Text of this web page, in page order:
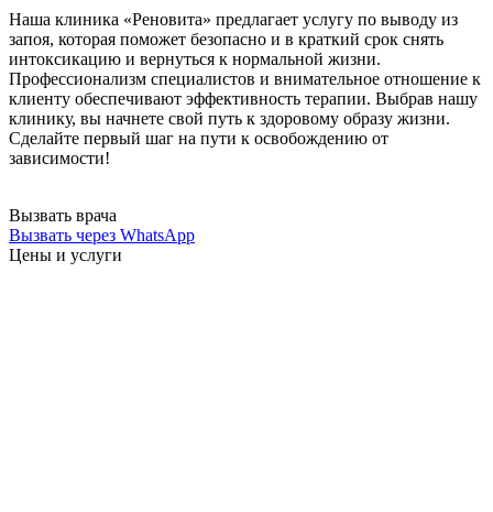
Наша клиника «Реновита» предлагает услугу по выводу из
запоя, которая поможет безопасно и в краткий срок снять
интоксикацию и вернуться к нормальной жизни.
Профессионализм специалистов и внимательное отношение к
клиенту обеспечивают эффективность терапии. Выбрав нашу
клинику, вы начнете свой путь к здоровому образу жизни.
Сделайте первый шаг на пути к освобождению от
зависимости!
Вызвать врача
Вызвать через WhatsApp
Цены и услуги